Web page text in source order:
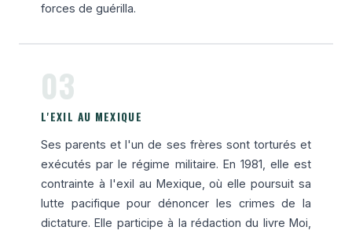
forces de guérilla.
03
L'EXIL AU MEXIQUE
Ses parents et l'un de ses frères sont torturés et
exécutés par le régime militaire. En 1981, elle est
contrainte à l'exil au Mexique, où elle poursuit sa
lutte pacifique pour dénoncer les crimes de la
dictature. Elle participe à la rédaction du livre Moi,